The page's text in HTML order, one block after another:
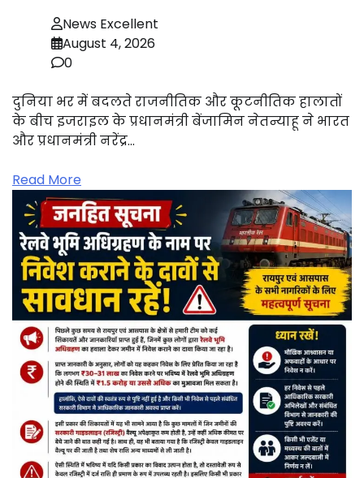
News Excellent
August 4, 2026
0
दुनिया भर में बदलते राजनीतिक और कूटनीतिक हालातों
के बीच इजराइल के प्रधानमंत्री बेंजामिन नेतन्याहू ने भारत
और प्रधानमंत्री नरेंद्र…
Read More